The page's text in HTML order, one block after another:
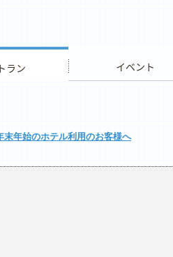
年始のホテル利用のお客様へ